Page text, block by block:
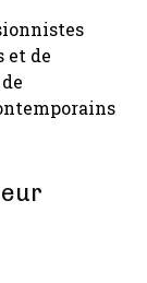
et de